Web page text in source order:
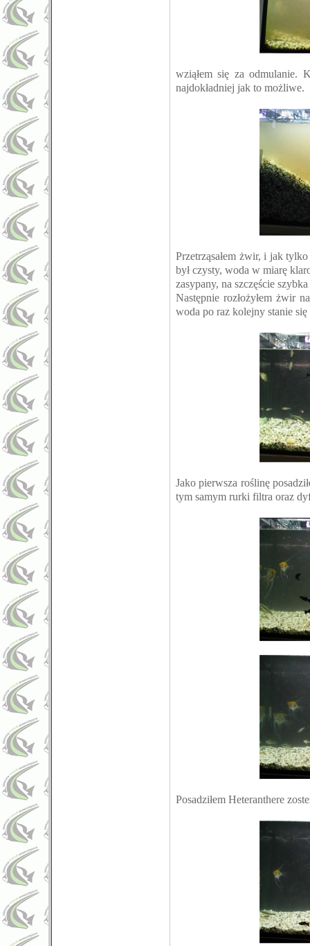
wziąłem się za odmulanie.
najdokładniej jak to możliwe.
Przetrząsałem żwir, i jak
był czysty, woda w miarę
zasypany, na szczęście
Następnie rozłożyłem żwir
woda po raz kolejny stanie
Jako pierwsza roślinę
tym samym rurki filtra oraz
Posadziłem Heteranthere